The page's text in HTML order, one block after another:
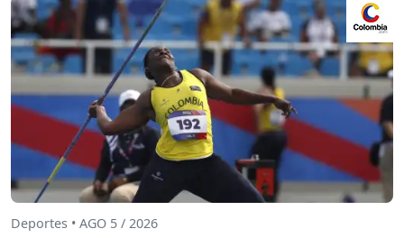
Deportes • AGO 5 / 2026